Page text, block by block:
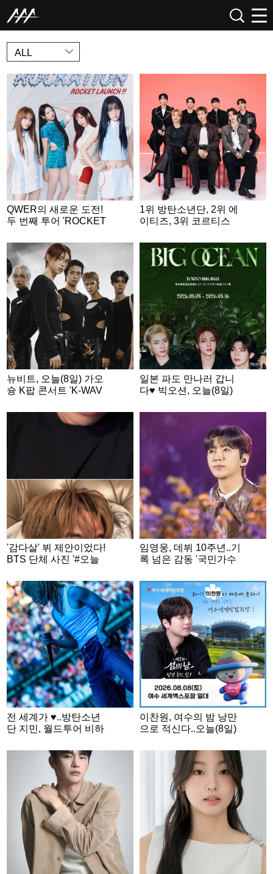
NEWS
ALL
QWER의 새로운 도전!
두 번째 투어 'ROCKET
4인 4색 우주인 변신
1위 방탄소년단, 2위 에
이티즈, 3위 코르티스
뉴비트, 오늘(8일) 가오
슝 K팝 콘서트 'K-WAV
일본 파도 만나러 갑니
다♥ 빅오션, 오늘(8일)
'감다살' 뷔 제안이었다!
BTS 단체 사진 '#오늘
임영웅, 데뷔 10주년..기
록 넘은 감동 '국민가수
전 세계가 ♥..방탄소년
단 지민, 월드투어 비하
이찬원, 여수의 밤 낭만
으로 적신다..오늘(8일)
대